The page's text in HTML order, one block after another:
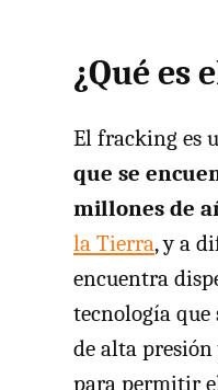
¿Qué es
El fracking es
que se
millones de
la Tierra, y a
encuentra
tecnología que
de alta
para permitir